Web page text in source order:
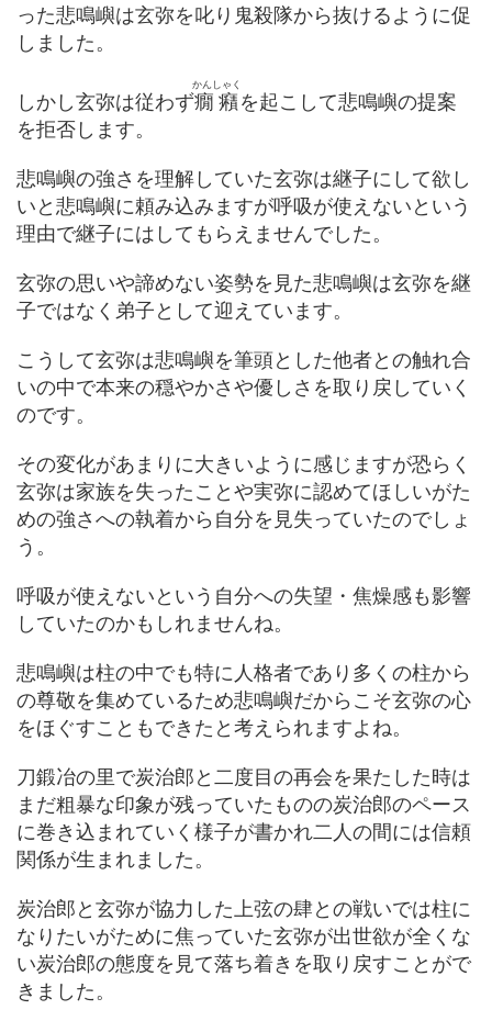
った悲鳴嶼は玄弥を叱り鬼殺隊から抜けるように促
しました。
しかし玄弥は従わず癇癪
かんしゃく
を起こして悲鳴嶼の提案
を拒否します。
悲鳴嶼の強さを理解していた玄弥は継子にして欲し
いと悲鳴嶼に頼み込みますが呼吸が使えないという
理由で継子にはしてもらえませんでした。
玄弥の思いや諦めない姿勢を見た悲鳴嶼は玄弥を継
子ではなく弟子として迎えています。
こうして玄弥は悲鳴嶼を筆頭とした他者との触れ合
いの中で本来の穏やかさや優しさを取り戻していく
のです。
その変化があまりに大きいように感じますが恐らく
玄弥は家族を失ったことや実弥に認めてほしいがた
めの強さへの執着から自分を見失っていたのでしょ
う。
呼吸が使えないという自分への失望・焦燥感も影響
していたのかもしれませんね。
悲鳴嶼は柱の中でも特に人格者であり多くの柱から
の尊敬を集めているため悲鳴嶼だからこそ玄弥の心
をほぐすこともできたと考えられますよね。
刀鍛冶の里で炭治郎と二度目の再会を果たした時は
まだ粗暴な印象が残っていたものの炭治郎のペース
に巻き込まれていく様子が書かれ二人の間には信頼
関係が生まれました。
炭治郎と玄弥が協力した上弦の肆との戦いでは柱に
なりたいがために焦っていた玄弥が出世欲が全くな
い炭治郎の態度を見て落ち着きを取り戻すことがで
きました。